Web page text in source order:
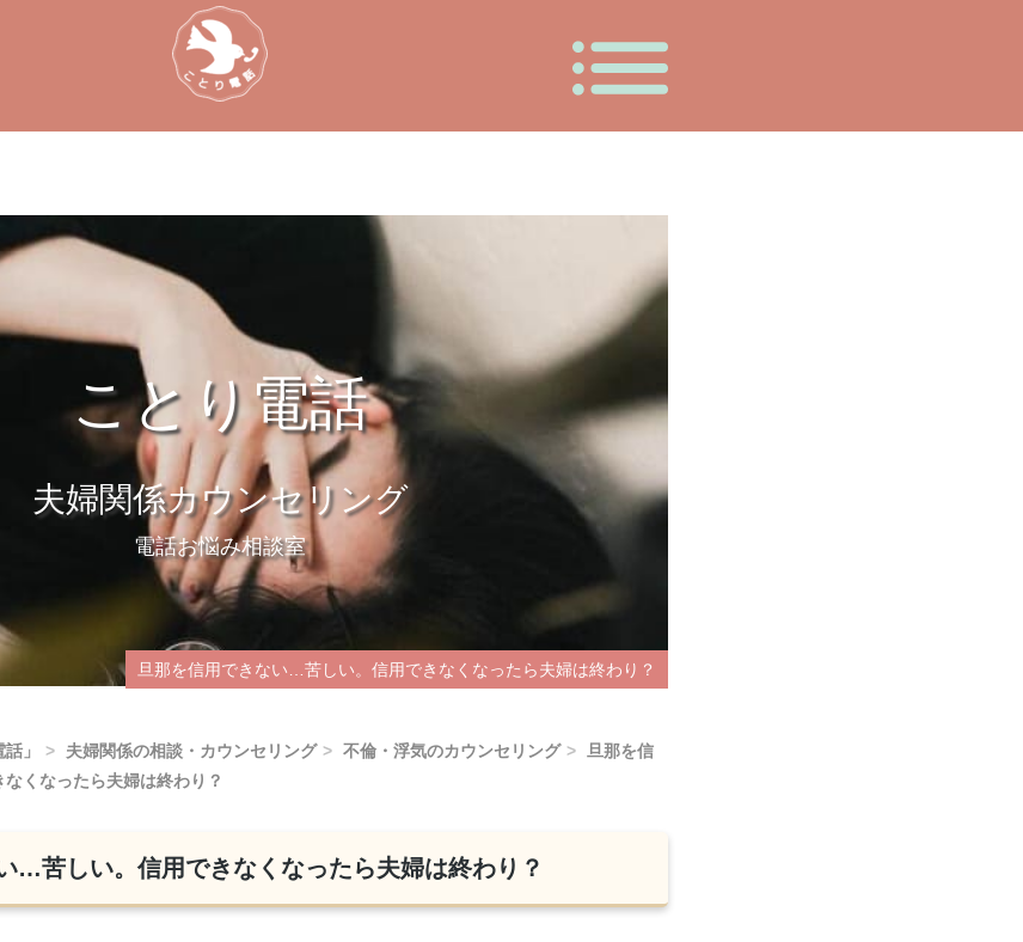
ことり電話
夫婦関係カウンセリング
電話お悩み相談室
旦那を信用できない…苦しい。信用できなくなったら夫婦は終わり？
」 夫婦関係の相談・カウンセリング 不倫・浮気のカウンセリング
旦那を信
くなったら夫婦は終わり？
…苦しい。信用できなくなったら夫婦は終わり？